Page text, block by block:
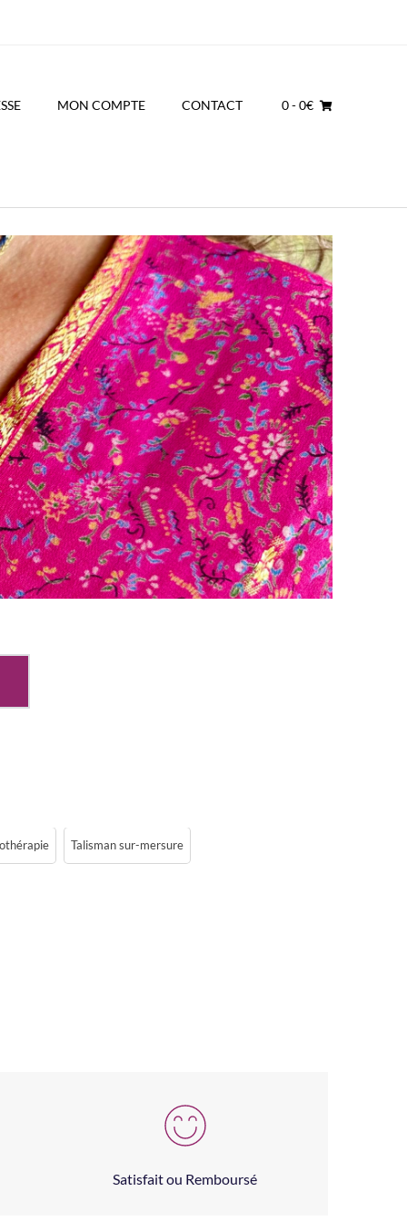
MON COMPTE CONTACT 0- 0€
Talisman sur-mersure
Satisfait ou Remboursé